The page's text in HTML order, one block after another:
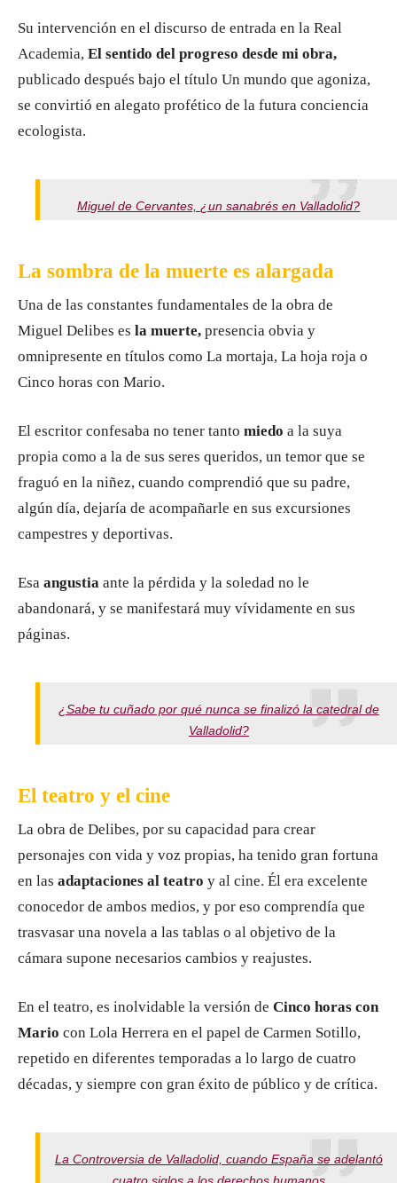
Su intervención en el discurso de entrada en la Real
Academia, El sentido del progreso desde mi obra,
publicado después bajo el título Un mundo que agoniza,
se convirtió en alegato profético de la futura conciencia
ecologista.
Miguel de Cervantes, ¿un sanabrés en Valladolid?
La sombra de la muerte es alargada
Una de las constantes fundamentales de la obra de
Miguel Delibes es la muerte, presencia obvia y
omnipresente en títulos como La mortaja, La hoja roja o
Cinco horas con Mario.
El escritor confesaba no tener tanto miedo a la suya
propia como a la de sus seres queridos, un temor que se
fraguó en la niñez, cuando comprendió que su padre,
algún día, dejaría de acompañarle en sus excursiones
campestres y deportivas.
Esa angustia ante la pérdida y la soledad no le
abandonará, y se manifestará muy vívidamente en sus
páginas.
¿Sabe tu cuñado por qué nunca se finalizó la catedral de
Valladolid?
El teatro y el cine
La obra de Delibes, por su capacidad para crear
personajes con vida y voz propias, ha tenido gran fortuna
en las adaptaciones al teatro y al cine. Él era excelente
conocedor de ambos medios, y por eso comprendía que
trasvasar una novela a las tablas o al objetivo de la
cámara supone necesarios cambios y reajustes.
En el teatro, es inolvidable la versión de Cinco horas con
Mario con Lola Herrera en el papel de Carmen Sotillo,
repetido en diferentes temporadas a lo largo de cuatro
décadas, y siempre con gran éxito de público y de crítica.
La Controversia de Valladolid, cuando España se adelantó